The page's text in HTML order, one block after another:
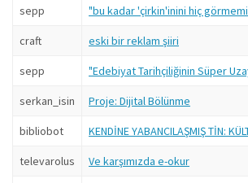
sepp "bu kadar 'çirkin'inini hiç
craft eski bir reklam şiiri
sepp "Edebiyat Tarihçiliğinin Süper
serkan_isin Proje: Dijital Bölünme
bibliobot KENDİNE YABANCILAŞMIŞ TİN:
televarolus Ve karşımızda e-okur